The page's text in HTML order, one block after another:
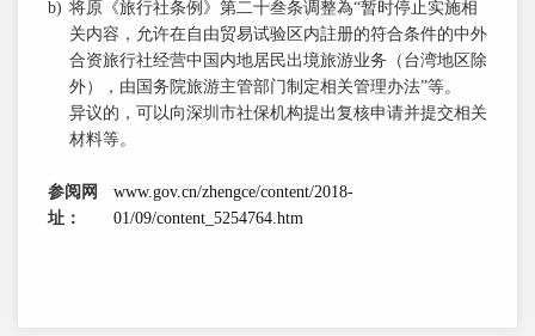
b) 将原《旅行社条例》第二十叁条调整為“暂时停止实施相
关内容，允许在自由贸易试验区内註册的符合条件的中外
合资旅行社经营中国内地居民出境旅游业务（台湾地区除
外），由国务院旅游主管部门制定相关管理办法”等。
异议的，可以向深圳市社保机构提出复核申请并提交相关
材料等。
参阅网
址：
www.gov.cn/zhengce/content/2018-
01/09/content_5254764.htm